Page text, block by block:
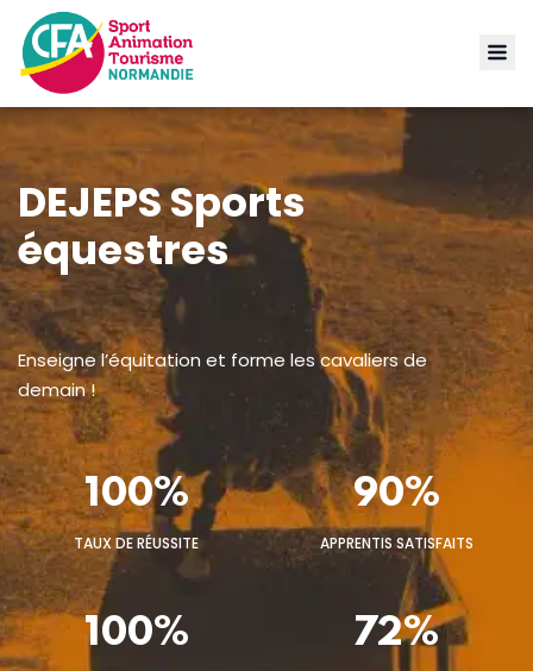
DEJEPS Sports
équestres
Enseigne l’équitation et forme les cavaliers de
demain !
100%
TAUX DE RÉUSSITE
90%
APPRENTIS SATISFAITS
100% 72%